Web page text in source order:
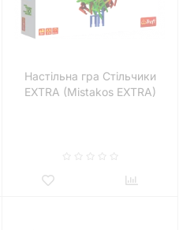
Настільна гра Стільчики
EXTRA (Mistakos EXTRA)